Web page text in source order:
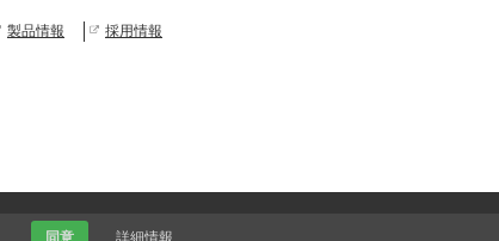
製品情報 採用情報
同意 詳細情報